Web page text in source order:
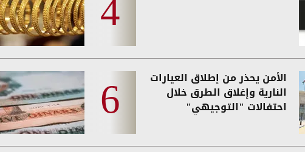
الأمن يحذر من إطلاق العيارات
النارية وإغلاق الطرق خلال
احتفالات "التوجيهي"